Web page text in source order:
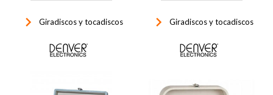
keyboard_arrow_right Giradiscos y tocadiscos keyboard_arrow_right Giradiscos y tocadiscos